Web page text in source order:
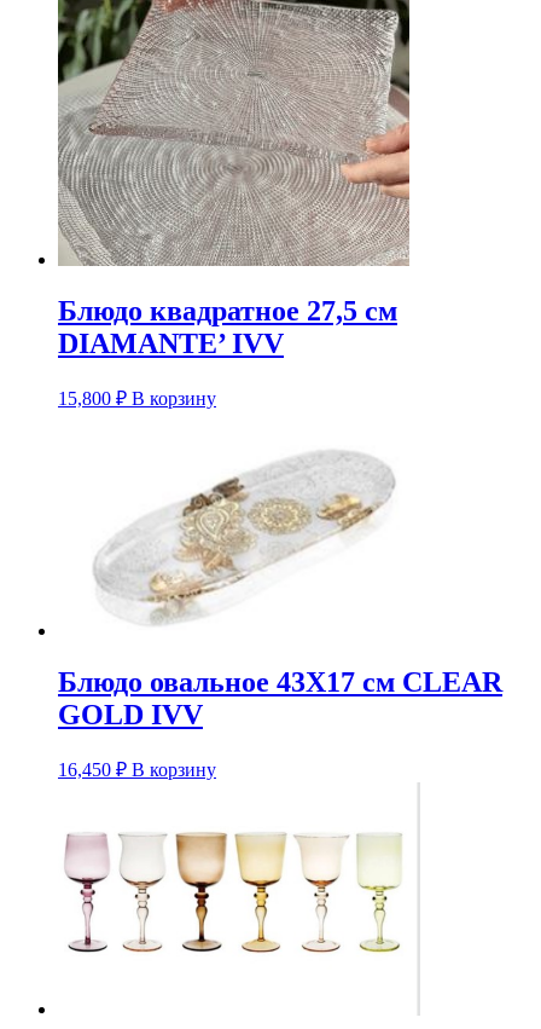
Блюдо квадратное 27,5 см
DIAMANTE’ IVV
15,800 ₽ В корзину
Блюдо овальное 43X17 см CLEAR
GOLD IVV
16,450 ₽ В корзину